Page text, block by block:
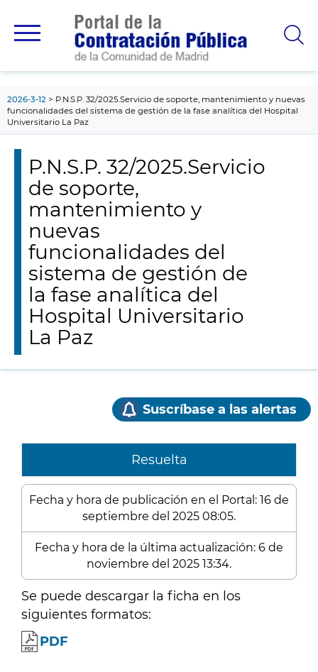
principal
2026-3-12
P.N.S.P. 32/2025.Servicio de soporte, mantenimiento y nuevas
funcionalidades del sistema de gestión de la fase analítica del Hospital
Universitario La Paz
P.N.S.P. 32/2025.Servicio
de soporte,
mantenimiento y
nuevas
funcionalidades del
sistema de gestión de
la fase analítica del
Hospital Universitario
La Paz
Suscríbase a las alertas
Resuelta
Fecha y hora de publicación en el Portal: 16 de
septiembre del 2025 08:05.
Fecha y hora de la última actualización: 6 de
noviembre del 2025 13:34.
Se puede descargar la ficha en los
siguientes formatos:
PDF